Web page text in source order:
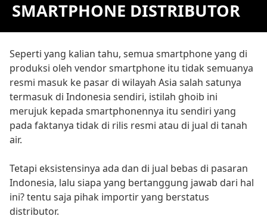
SMARTPHONE DISTRIBUTOR
Seperti yang kalian tahu, semua smartphone yang di
produksi oleh vendor smartphone itu tidak semuanya
resmi masuk ke pasar di wilayah Asia salah satunya
termasuk di Indonesia sendiri, istilah ghoib ini
merujuk kepada smartphonennya itu sendiri yang
pada faktanya tidak di rilis resmi atau di jual di tanah
air.
Tetapi eksistensinya ada dan di jual bebas di pasaran
Indonesia, lalu siapa yang bertanggung jawab dari hal
ini? tentu saja pihak importir yang berstatus
distributor.